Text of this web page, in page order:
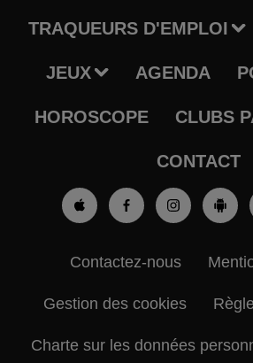
TRAQUEURS D'EMPLOI
JEUX AGENDA
HOROSCOPE CLUBS
CONTACT
Contactez-nous
Gestion des cookies
Charte sur les données